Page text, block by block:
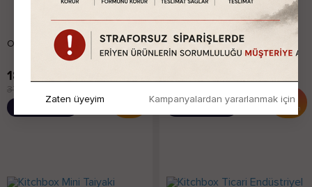
Oval Kapama Waffle Makinesi
18,720.00
37,200.00
Orjinal Kalıp Amerikan Waffle
Makinesi
%41
İndirim
Sepete Ekle
Kampanyalardan yararlanmak için
Zaten üyeyim